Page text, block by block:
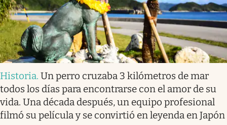
Historia. Un perro cruzaba 3 kilómetros de mar
todos los días para encontrarse con el amor de su
vida. Una década después, un equipo profesional
filmó su película y se convirtió en leyenda en Japón